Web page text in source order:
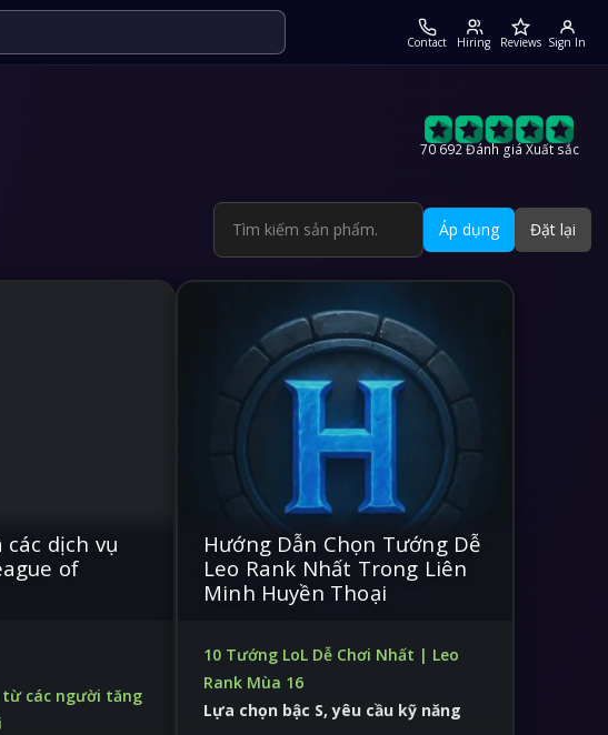
Contact Hiring Reviews Sign In
70 692 Đánh giá Xuất sắc
Áp dụng Đặt lại
các dịch vụ
of
các người tăng
Hướng Dẫn Chọn Tướng Dễ
Leo Rank Nhất Trong Liên
Minh Huyền Thoại
10 Tướng LoL Dễ Chơi Nhất | Leo
Rank Mùa 16
Lựa chọn bậc S, yêu cầu kỹ năng